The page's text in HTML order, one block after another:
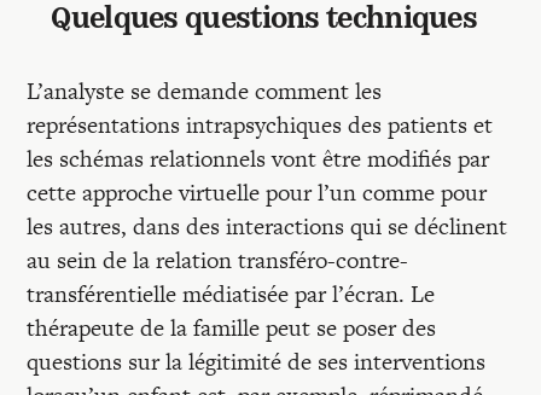
Quelques questions techniques
L’analyste se demande comment les
représentations intrapsychiques des patients et
les schémas relationnels vont être modifiés par
cette approche virtuelle pour l’un comme pour
les autres, dans des interactions qui se déclinent
au sein de la relation transféro-contre-
transférentielle médiatisée par l’écran. Le
thérapeute de la famille peut se poser des
questions sur la légitimité de ses interventions